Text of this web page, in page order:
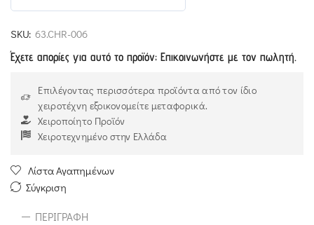
5out of 5
SKU: 63.CHR-006
Έχετε απορίες για αυτό το προϊόν; Επικοινωνήστε με τον πωλητή.
Επιλέγοντας περισσότερα προϊόντα από τον ίδιο
χειροτέχνη εξοικονομείτε μεταφορικά.
Χειροποίητο Προϊόν
Χειροτεχνημένο στην Ελλάδα
Λίστα Αγαπημένων
Σύγκριση
ΠΕΡΙΓΡΑΦΉ